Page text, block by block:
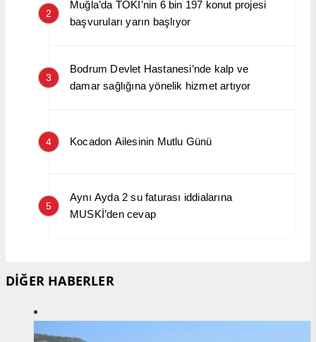
2
Muğla’da TOKİ’nin 6 bin 197 konut projesi
başvuruları yarın başlıyor
3
Bodrum Devlet Hastanesi’nde kalp ve
damar sağlığına yönelik hizmet artıyor
4 Kocadon Ailesinin Mutlu Günü
5
Aynı Ayda 2 su faturası iddialarına
MUSKİ’den cevap
DİĞER HABERLER